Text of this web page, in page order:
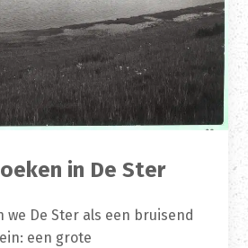
in De Ster
we De Ster als een bruisend
een grote